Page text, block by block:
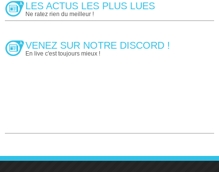
LES ACTUS LES PLUS LUES
Ne ratez rien du meilleur !
VENEZ SUR NOTRE DISCORD !
En live c'est toujours mieux !